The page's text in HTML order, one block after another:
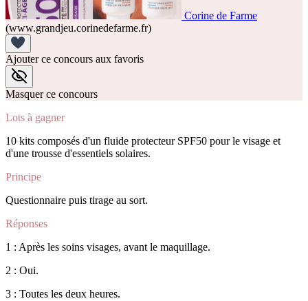
Corine de Farme
(www.grandjeu.corinedefarme.fr)
Ajouter ce concours aux favoris
Masquer ce concours
Lots à gagner
10 kits composés d'un fluide protecteur SPF50 pour le visage et
d'une trousse d'essentiels solaires.
Principe
Questionnaire puis tirage au sort.
Réponses
1 : Après les soins visages, avant le maquillage.
2 : Oui.
3 : Toutes les deux heures.